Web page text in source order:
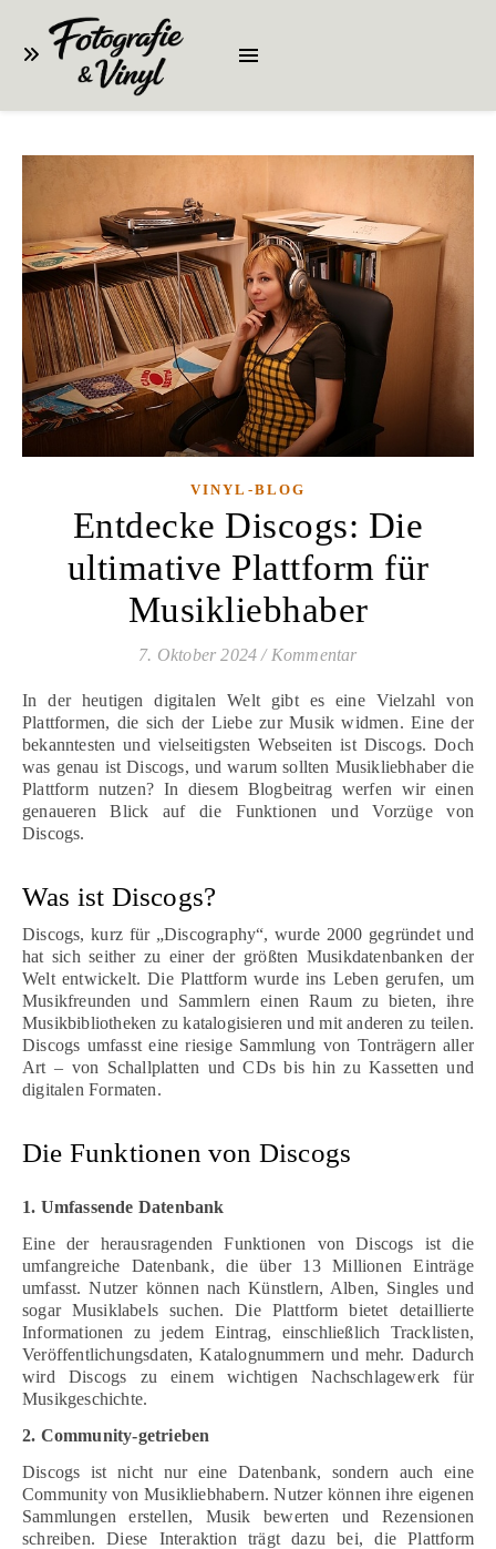
VINYL-BLOG
Entdecke Discogs: Die
ultimative Plattform für
Musikliebhaber
7. Oktober 2024 / Kommentar
In der heutigen digitalen Welt gibt es eine Vielzahl von
Plattformen, die sich der Liebe zur Musik widmen. Eine der
bekanntesten und vielseitigsten Webseiten ist Discogs. Doch
was genau ist Discogs, und warum sollten Musikliebhaber die
Plattform nutzen? In diesem Blogbeitrag werfen wir einen
genaueren Blick auf die Funktionen und Vorzüge von
Discogs.
Was ist Discogs?
Discogs, kurz für „Discography“, wurde 2000 gegründet und
hat sich seither zu einer der größten Musikdatenbanken der
Welt entwickelt. Die Plattform wurde ins Leben gerufen, um
Musikfreunden und Sammlern einen Raum zu bieten, ihre
Musikbibliotheken zu katalogisieren und mit anderen zu teilen.
Discogs umfasst eine riesige Sammlung von Tonträgern aller
Art – von Schallplatten und CDs bis hin zu Kassetten und
digitalen Formaten.
Die Funktionen von Discogs
1. Umfassende Datenbank
Eine der herausragenden Funktionen von Discogs ist die
umfangreiche Datenbank, die über 13 Millionen Einträge
umfasst. Nutzer können nach Künstlern, Alben, Singles und
sogar Musiklabels suchen. Die Plattform bietet detaillierte
Informationen zu jedem Eintrag, einschließlich Tracklisten,
Veröffentlichungsdaten, Katalognummern und mehr. Dadurch
wird Discogs zu einem wichtigen Nachschlagewerk für
Musikgeschichte.
2. Community-getrieben
Discogs ist nicht nur eine Datenbank, sondern auch eine
Community von Musikliebhabern. Nutzer können ihre eigenen
Sammlungen erstellen, Musik bewerten und Rezensionen
schreiben. Diese Interaktion trägt dazu bei, die Plattform